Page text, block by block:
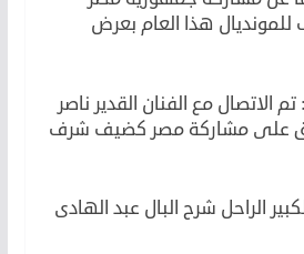
هذا العام بعرض
مع الفنان القدير ناصر
على مشاركة مصر كضيف شرف
الراحل شرح البال عبد الهادى